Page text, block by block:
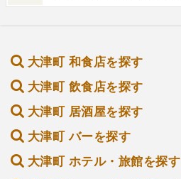
大津町 和食店を探す
大津町 飲食店を探す
大津町 居酒屋を探す
大津町 バーを探す
大津町 ホテル・旅館を探す